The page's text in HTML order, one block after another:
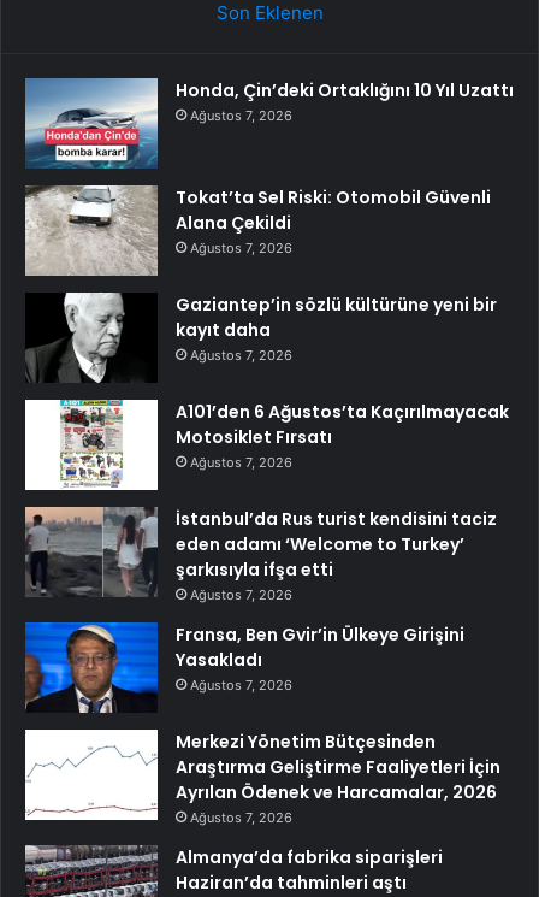
Son Eklenen
Honda, Çin’deki Ortaklığını 10 Yıl Uzattı
Ağustos 7, 2026
Tokat’ta Sel Riski: Otomobil Güvenli
Alana Çekildi
Ağustos 7, 2026
Gaziantep’in sözlü kültürüne yeni bir
kayıt daha
Ağustos 7, 2026
A101’den 6 Ağustos’ta Kaçırılmayacak
Motosiklet Fırsatı
Ağustos 7, 2026
İstanbul’da Rus turist kendisini taciz
eden adamı ‘Welcome to Turkey’
şarkısıyla ifşa etti
Ağustos 7, 2026
Fransa, Ben Gvir’in Ülkeye Girişini
Yasakladı
Ağustos 7, 2026
Merkezi Yönetim Bütçesinden
Araştırma Geliştirme Faaliyetleri İçin
Ayrılan Ödenek ve Harcamalar, 2026
Ağustos 7, 2026
Almanya’da fabrika siparişleri
Haziran’da tahminleri aştı